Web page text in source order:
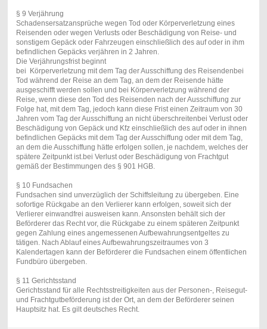
§ 9 Verjährung
Schadensersatzansprüche wegen Tod oder Körperverletzung eines
Reisenden oder wegen Verlusts oder Beschädigung von Reise- und
sonstigem Gepäck oder Fahrzeugen einschließlich des auf oder in ihm
befindlichen Gepäcks verjähren in 2 Jahren.
Die Verjährungsfrist beginnt
bei Körperverletzung mit dem Tag der Ausschiffung des Reisendenbei
Tod während der Reise an dem Tag, an dem der Reisende hätte
ausgeschifft werden sollen und bei Körperverletzung während der
Reise, wenn diese den Tod des Reisenden nach der Ausschiffung zur
Folge hat, mit dem Tag, jedoch kann diese Frist einen Zeitraum von 30
Jahren vom Tag der Ausschiffung an nicht überschreitenbei Verlust oder
Beschädigung von Gepäck und Kfz einschließlich des auf oder in ihnen
befindlichen Gepäcks mit dem Tag der Ausschiffung oder mit dem Tag,
an dem die Ausschiffung hätte erfolgen sollen, je nachdem, welches der
spätere Zeitpunkt ist.bei Verlust oder Beschädigung von Frachtgut
gemäß der Bestimmungen des § 901 HGB.
§ 10 Fundsachen
Fundsachen sind unverzüglich der Schiffsleitung zu übergeben. Eine
sofortige Rückgabe an den Verlierer kann erfolgen, soweit sich der
Verlierer einwandfrei ausweisen kann. Ansonsten behält sich der
Beförderer das Recht vor, die Rückgabe zu einem späteren Zeitpunkt
gegen Zahlung eines angemessenen Aufbewahrungsentgeltes zu
tätigen. Nach Ablauf eines Aufbewahrungszeitraumes von 3
Kalendertagen kann der Beförderer die Fundsachen einem öffentlichen
Fundbüro übergeben.
§ 11 Gerichtsstand
Gerichtsstand für alle Rechtsstreitigkeiten aus der Personen-, Reisegut-
und Frachtgutbeförderung ist der Ort, an dem der Beförderer seinen
Hauptsitz hat. Es gilt deutsches Recht.